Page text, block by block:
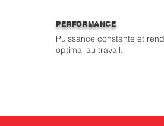
PERFORMANCE
Puissance constante et
optimal au travail.